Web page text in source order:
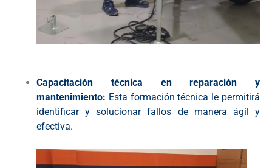
Capacitación técnica en reparación y
mantenimiento: Esta formación técnica le permitirá
identificar y solucionar fallos de manera ágil y
efectiva.